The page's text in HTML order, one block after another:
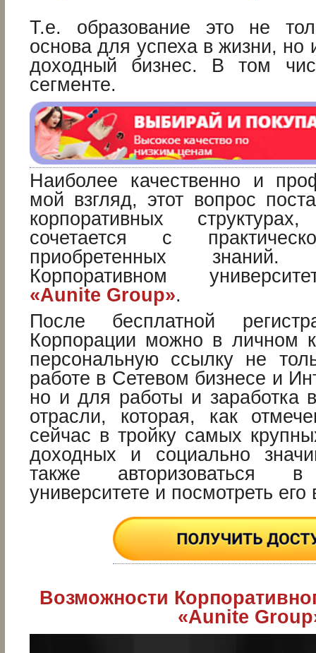
Т.е. образование это не
основа для успеха в жизни, но
доходный бизнес. В том
сегменте.
Наиболее качественно и
мой взгляд, этот вопрос
корпоративных
сочетается с
приобретенных
Корпоративном
«Aunite Group».
После бесплатной
Корпорации можно в личном
персональную ссылку не
работе в Сетевом бизнесе и
но и для работы и заработка
отрасли, которая, как
сейчас в тройку самых
доходных и социально
также авторизоваться в
университете и посмотреть
Возможности
«Aunite